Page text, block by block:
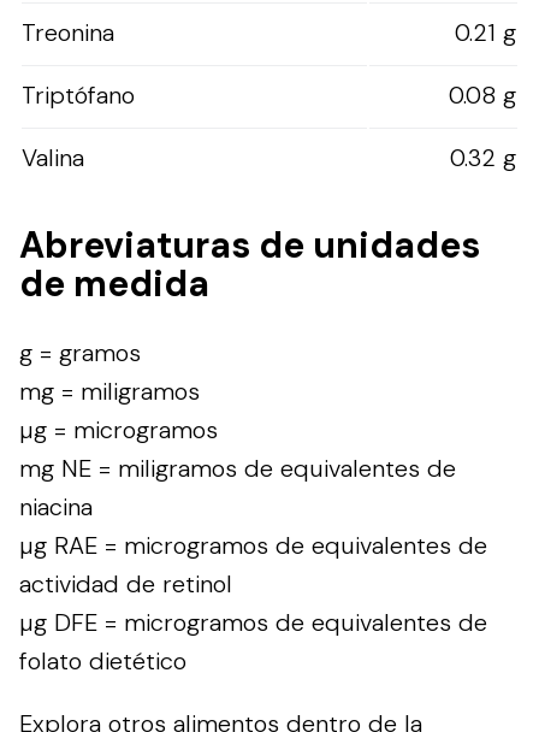
Treonina
0.21 g
Triptófano
0.08 g
Valina
0.32 g
Abreviaturas de unidades
de medida
g = gramos
mg = miligramos
µg = microgramos
mg NE = miligramos de equivalentes de
niacina
µg RAE = microgramos de equivalentes de
actividad de retinol
µg DFE = microgramos de equivalentes de
folato dietético
Explora otros alimentos dentro de la